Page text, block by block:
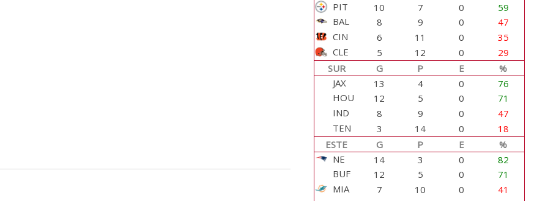
PIT
10 7 0
59
BAL
8 9 0
47
CIN
6 11 0
35
CLE
5 12 0
29
SUR
G P E
%
JAX
13 4 0
76
HOU
12 5 0
71
IND
8 9 0
47
TEN
3 14 0
18
ESTE
G P E
%
NE
14 3 0
82
BUF
12 5 0
71
MIA
7 10 0
41